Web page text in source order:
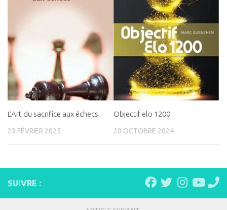
L’Art du sacrifice aux échecs
23 FÉVRIER 2025
Objectif elo 1200
20 OCTOBRE 2024
SUIVRE :